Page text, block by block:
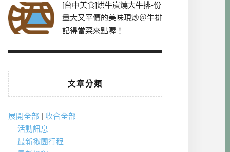
[台中美食]烘牛炭燒大牛排-份
量大又平價的美味現炒＠牛排
記得當菜來點喔！
文章分類
展開全部 | 收合全部
活動訊息
最新揪團行程